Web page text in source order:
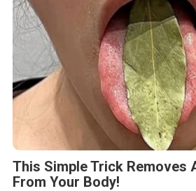
This Simple Trick Removes
From Your Body!